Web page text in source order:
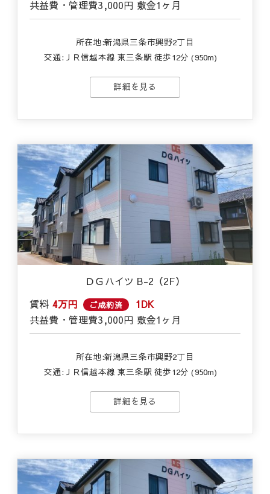
共益費・管理費3,000円 敷金1ヶ月
所在地:新潟県三条市興野2丁目
交通: ＪＲ信越本線 東三条駅 徒歩12分 (950m)
詳細を見る
ＤＧハイツ B-2（2F）
賃料 4万円 ご成約済
1DK
共益費・管理費3,000円 敷金1ヶ月
所在地:新潟県三条市興野2丁目
交通: ＪＲ信越本線 東三条駅 徒歩12分 (950m)
詳細を見る